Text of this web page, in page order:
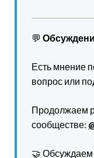
💬
Есть мнение
вопрос или
Продолжаем
сообществе:
🤝 Обсуждаем